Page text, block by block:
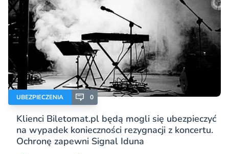
UBEZPIECZENIA 0
Klienci Biletomat.pl będą mogli się ubezpieczyć
na wypadek konieczności rezygnacji z koncertu.
Ochronę zapewni Signal Iduna